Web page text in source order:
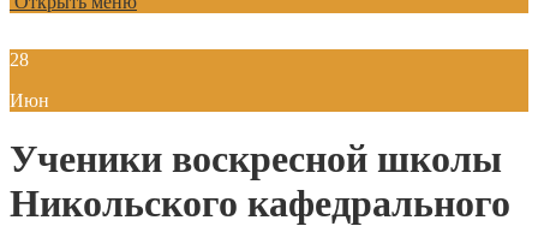
28
Июн
Ученики воскресной школы
Никольского кафедрального